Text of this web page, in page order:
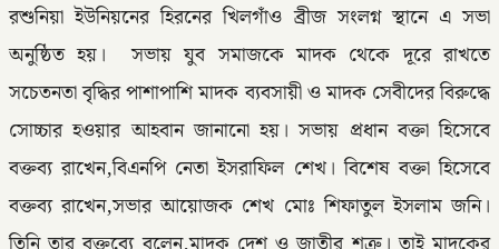
রশুনিয়া ইউনিয়নের হিরনের খিলগাঁও ব্রীজ সংলগ্ন স্থানে এ সভা
অনুষ্ঠিত হয়। সভায় যুব সমাজকে মাদক থেকে দূরে রাখতে
সচেতনতা বৃদ্ধির পাশাপাশি মাদক ব্যবসায়ী ও মাদক সেবীদের বিরুদ্ধে
সোচ্চার হওয়ার আহবান জানানো হয়। সভায় প্রধান বক্তা হিসেবে
বক্তব্য রাখেন,বিএনপি নেতা ইসরাফিল শেখ। বিশেষ বক্তা হিসেবে
বক্তব্য রাখেন,সভার আয়োজক শেখ মোঃ শিফাতুল ইসলাম জনি।